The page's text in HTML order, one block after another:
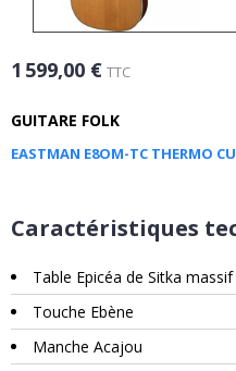
1 599,00 € TTC
GUITARE FOLK
EASTMAN E8OM-TC THERMO
Caractéristiques
Table Epicéa de Sitka massif
Touche Ebène
Manche Acajou